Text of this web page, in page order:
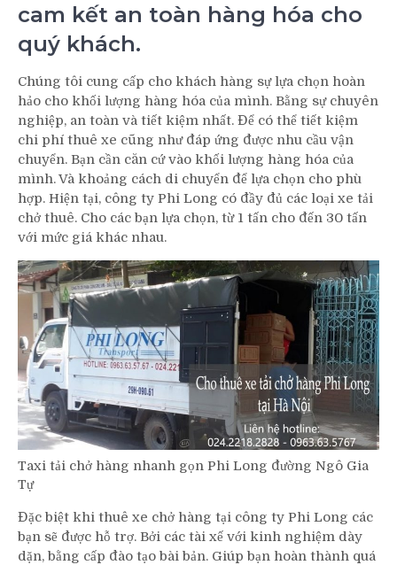
cam kết an toàn hàng hóa cho
quý khách.
Chúng tôi cung cấp cho khách hàng sự lựa chọn hoàn
hảo cho khối lượng hàng hóa của mình. Bằng sự chuyên
nghiệp, an toàn và tiết kiệm nhất. Để có thể tiết kiệm
chi phí thuê xe cũng như đáp ứng được nhu cầu vận
chuyển. Bạn cần căn cứ vào khối lượng hàng hóa của
mình. Và khoảng cách di chuyển để lựa chọn cho phù
hợp. Hiện tại, công ty Phi Long có đầy đủ các loại xe tải
chở thuê. Cho các bạn lựa chọn, từ 1 tấn cho đến 30 tấn
với mức giá khác nhau.
Taxi tải chở hàng nhanh gọn Phi Long đường Ngô Gia
Tự
Đặc biệt khi thuê xe chở hàng tại công ty Phi Long các
bạn sẽ được hỗ trợ. Bởi các tài xế với kinh nghiệm dày
dặn, bằng cấp đào tạo bài bản. Giúp bạn hoàn thành quá